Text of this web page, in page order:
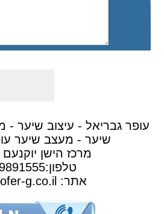
עופר גבריאל - עיצוב שיער -
שיער - מעצב שיער
מרכז הישן יוקנעם 20962
טלפון:04-9891555
אתר: www.ofer-g.co.il